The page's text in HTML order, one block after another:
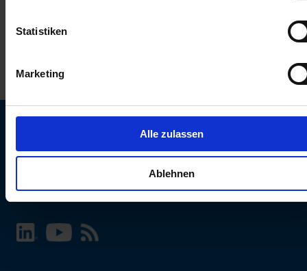
Statistiken
Marketing
Alle zulassen
Ablehnen
SCHURTER Webseite und Sprache wählen
INTERNATIONAL - Deutsch